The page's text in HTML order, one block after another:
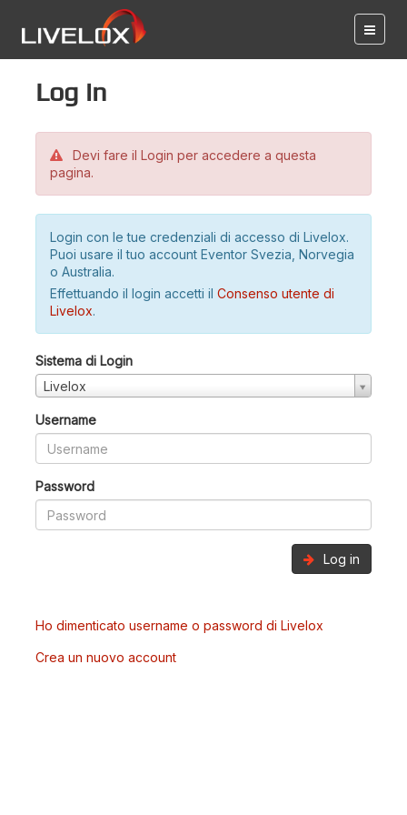
Log in
Devi fare il Login per accedere a questa
pagina.
Login con le tue credenziali di accesso di Livelox.
Puoi usare il tuo account Eventor Svezia, Norvegia
o Australia.
Effettuando il login accetti il Consenso utente di
Livelox.
Sistema di Login
Livelox
Username
Password
Log in
Ho dimenticato username o password di Livelox
Crea un nuovo account